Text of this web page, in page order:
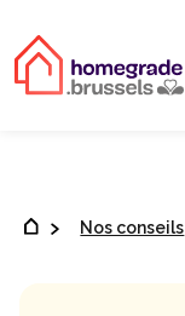
Nos conseils